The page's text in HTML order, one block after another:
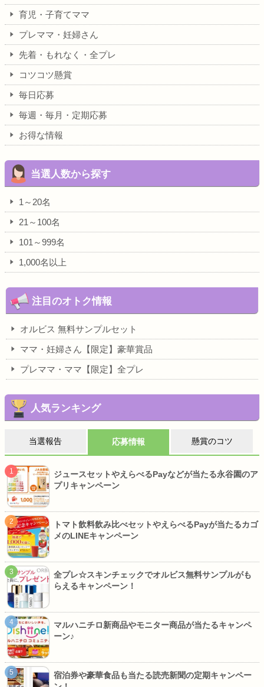
育児・子育てママ
プレママ・妊婦さん
先着・もれなく・全プレ
コツコツ懸賞
毎日応募
毎週・毎月・定期応募
お得な情報
当選人数から探す
1～20名
21～100名
101～999名
1,000名以上
注目のオトク情報
オルビス 無料サンプルセット
ママ・妊婦さん【限定】豪華賞品
プレママ・ママ【限定】全プレ
人気ランキング
当選報告 応募情報 懸賞のコツ
ジュースセットやえらべるPayなどが当たる永谷園のア
プリキャンペーン
トマト飲料飲み比べセットやえらべるPayが当たるカゴ
メのLINEキャンペーン
全プレ☆スキンチェックでオルビス無料サンプルがも
らえるキャンペーン！
マルハニチロ新商品やモニター商品が当たるキャンペ
ーン♪
宿泊券や豪華食品も当たる読売新聞の定期キャンペー